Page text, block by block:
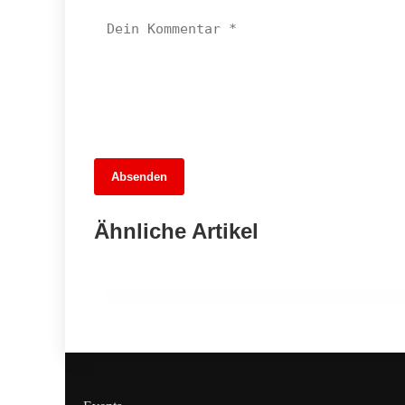
Absenden
Ähnliche Artikel
MuseumsMeileMitte: Berlins neues
kulturelles Herz schlägt am